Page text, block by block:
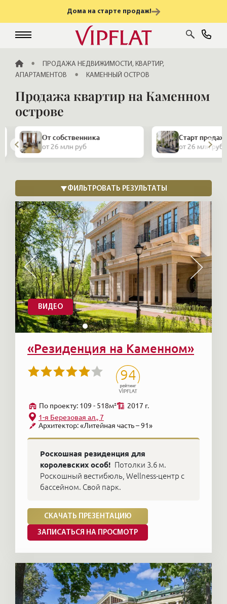
Дома на старте продаж!
ГЛАВНАЯПРОДАЖА НЕДВИЖИМОСТИ, КВАРТИР,
АПАРТАМЕНТОВ
КАМЕННЫЙ ОСТРОВ
Продажа квартир на Каменном
острове
От собственника
от 26 млн руб
Старт продаж
от 26 млн руб
ВИДЕО
«Резиденция на Каменном»
94
По проекту: 109 - 518м² 2017 г.
Архитектор: «Литейная часть – 91»
1-я Березовая ал., 7
Роскошная резиденция для
королевских особ! Потолки 3.6 м.
Роскошный вестибюль, Wellness-центр с
бассейном. Свой парк.
СКАЧАТЬ ПРЕЗЕНТАЦИЮ
ЗАПИСАТЬСЯ НА ПРОСМОТР